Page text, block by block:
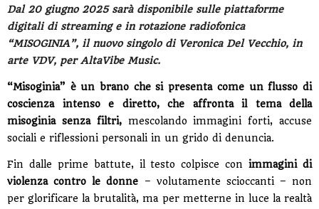
Dal 20 giugno 2025 sarà disponibile sulle piattaforme
digitali di streaming e in rotazione radiofonica
“MISOGINIA”, il nuovo singolo di Veronica Del Vecchio, in
arte VDV, per AltaVibe Music.
“Misoginia” è un brano che si presenta come un flusso di
coscienza intenso e diretto, che affronta il tema della
misoginia senza filtri, mescolando immagini forti, accuse
sociali e riflessioni personali in un grido di denuncia.
Fin dalle prime battute, il testo colpisce conimmagini di
violenza contro le donne – volutamente scioccanti – non
per glorificare la brutalità, ma per metterne in luce la realtà